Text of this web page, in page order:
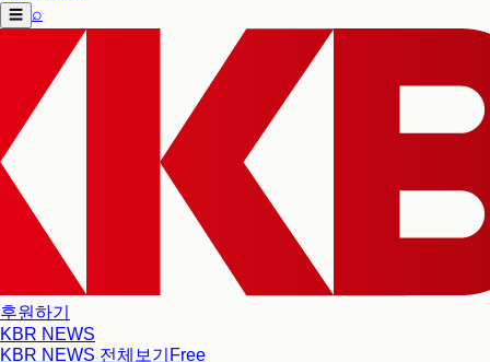
☰ ⌕
후원하기
KBR NEWS
KBR NEWS 전체보기 Free